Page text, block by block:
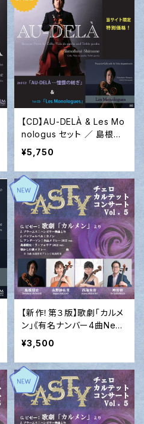
【CD】AU-DELÀ & Les Mo
nologus セット ／ 島根朋
史
¥5,750
【新作！第３版】歌劇「カルメ
ン」《有名ナンバー4曲New
estセット》（G.ビゼー作曲）
2022 New ver. 【チェロ四
重奏】
¥3,500